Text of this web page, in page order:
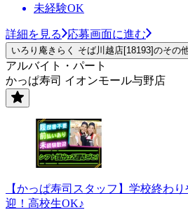
未経験OK
詳細を見る 応募画面に進む
いろり庵きらく そば川越店[18193]のその
アルバイト・パート
かっぱ寿司 イオンモール与野店
【かっぱ寿司スタッフ】学校終わ
迎！高校生OK♪